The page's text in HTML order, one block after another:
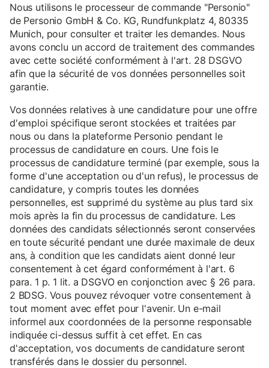
Nous utilisons le processeur de commande "Personio"
de Personio GmbH & Co. KG, Rundfunkplatz 4, 80335
Munich, pour consulter et traiter les demandes. Nous
avons conclu un accord de traitement des commandes
avec cette société conformément à l'art. 28 DSGVO
afin que la sécurité de vos données personnelles soit
garantie.
Vos données relatives à une candidature pour une offre
d'emploi spécifique seront stockées et traitées par
nous ou dans la plateforme Personio pendant le
processus de candidature en cours. Une fois le
processus de candidature terminé (par exemple, sous la
forme d'une acceptation ou d'un refus), le processus de
candidature, y compris toutes les données
personnelles, est supprimé du système au plus tard six
mois après la fin du processus de candidature. Les
données des candidats sélectionnés seront conservées
en toute sécurité pendant une durée maximale de deux
ans, à condition que les candidats aient donné leur
consentement à cet égard conformément à l'art. 6
para. 1 p. 1 lit. a DSGVO en conjonction avec § 26 para.
2 BDSG. Vous pouvez révoquer votre consentement à
tout moment avec effet pour l'avenir. Un e-mail
informel aux coordonnées de la personne responsable
indiquée ci-dessus suffit à cet effet. En cas
d'acceptation, vos documents de candidature seront
transférés dans le dossier du personnel.